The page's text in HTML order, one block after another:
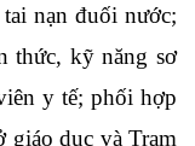
nạn đuối nước;
thức, kỹ năng sơ
y tế; phối hợp
giáo dục và Trạm